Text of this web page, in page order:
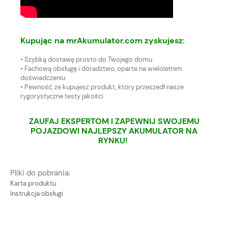
Kupując na mrAkumulator.com zyskujesz:
• Szybką dostawę prosto do Twojego domu
• Fachową obsługę i doradztwo, oparte na wieloletnim
doświadczeniu
• Pewność, że kupujesz produkt, który przeszedł nasze
rygorystyczne testy jakości
ZAUFAJ EKSPERTOM I ZAPEWNIJ SWOJEMU
POJAZDOWI NAJLEPSZY AKUMULATOR NA
RYNKU!
Pliki do pobrania:
Karta produktu
Instrukcja obsługi